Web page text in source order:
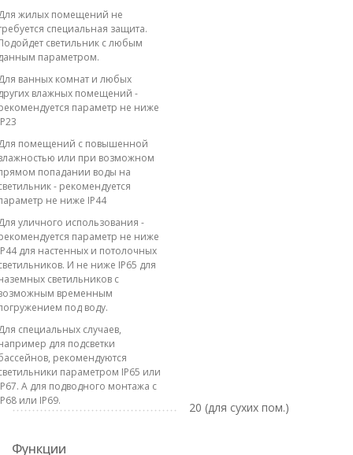
жилых помещений не
специальная защита.
светильник с любым
параметром.
ванных комнат и любых
влажных помещений -
параметр не ниже
помещений с повышенной
или при возможном
попадании воды на
- рекомендуется
не ниже IP44
уличного использования -
параметр не ниже
для настенных и потолочных
И не ниже IP65 для
светильников с
временным
под воду.
специальных случаев,
для подсветки
рекомендуются
параметром IP65 или
А для подводного монтажа с
или IP69.
20 (для сухих пом.)
Функции